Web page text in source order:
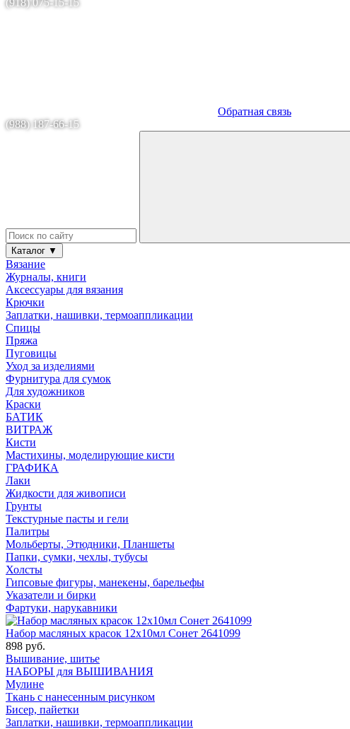
(918) 075-15-15
Обратная связь
(988) 187-66-15
Каталог ▼
Вязание
Журналы, книги
Аксессуары для вязания
Крючки
Заплатки, нашивки, термоаппликации
Спицы
Пряжа
Пуговицы
Уход за изделиями
Фурнитура для сумок
Для художников
Краски
БАТИК
ВИТРАЖ
Кисти
Мастихины, моделирующие кисти
ГРАФИКА
Лаки
Жидкости для живописи
Грунты
Текстурные пасты и гели
Палитры
Мольберты, Этюдники, Планшеты
Папки, сумки, чехлы, тубусы
Холсты
Гипсовые фигуры, манекены, барельефы
Указатели и бирки
Фартуки, нарукавники
Набор масляных красок 12х10мл Сонет 2641099
898 руб.
Вышивание, шитье
НАБОРЫ для ВЫШИВАНИЯ
Мулине
Ткань с нанесенным рисунком
Бисер, пайетки
Заплатки, нашивки, термоаппликации